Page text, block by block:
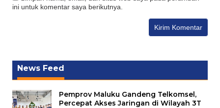
ini untuk komentar saya berikutnya.
News Feed
Pemprov Maluku Gandeng Telkomsel,
Percepat Akses Jaringan di Wilayah 3T